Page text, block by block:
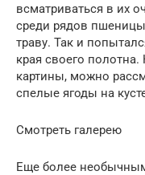
всматриваться в их
среди рядов
траву. Так и
края своего
картины, можно
спелые ягоды на
Смотреть галерею
Еще более